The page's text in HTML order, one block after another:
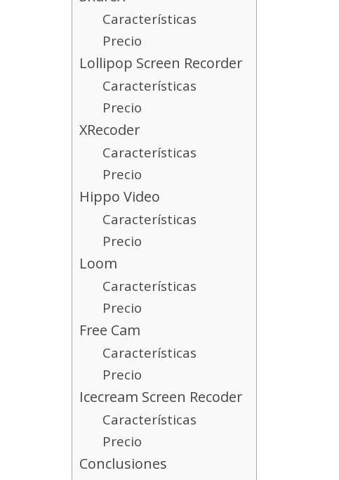
Características
Precio
Lollipop Screen Recorder
Características
Precio
XRecoder
Características
Precio
Hippo Video
Características
Precio
Loom
Características
Precio
Free Cam
Características
Precio
Icecream Screen Recoder
Características
Precio
Conclusiones